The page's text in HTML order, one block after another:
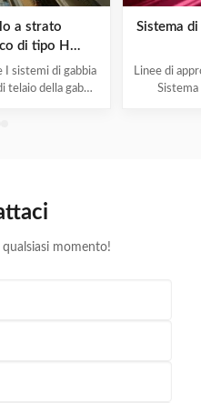
a strato
di tipo H
I sistemi di gabbia
della gabbia
5Sistema di
Sistema
Linee di
momento!